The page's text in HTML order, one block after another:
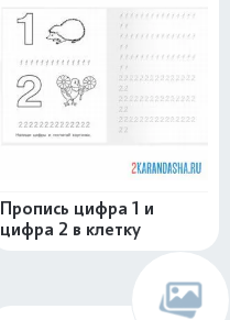
Пропись цифра 1 и
цифра 2 в клетку